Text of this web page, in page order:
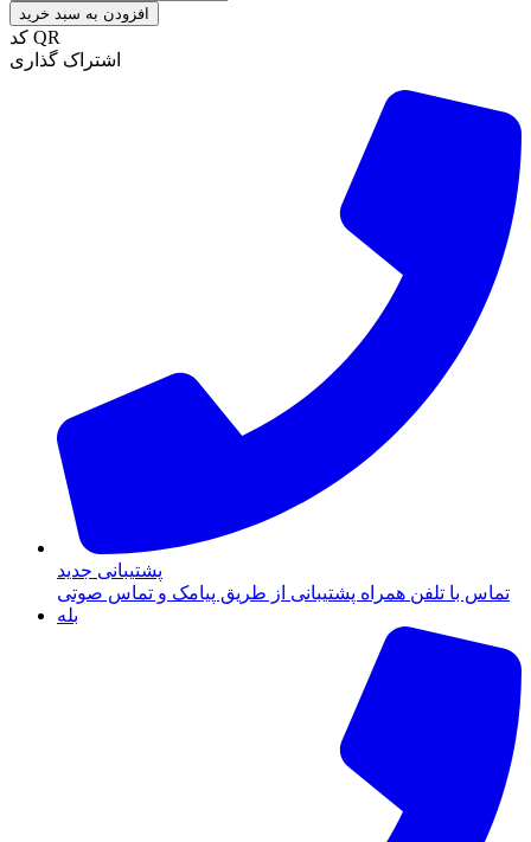
افزودن به سبد خرید
کد QR
اشتراک گذاری
پشتیبانی جدید
تماس با تلفن همراه پشتیبانی از طریق پیامک و تماس صوتی
بله